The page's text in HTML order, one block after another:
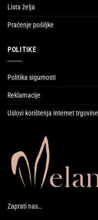
Lista želja
Praćenje pošiljke
POLITIKE
Politika sigurnosti
Reklamacije
Uslovi korištenja internet trgovine
Zaprati nas…